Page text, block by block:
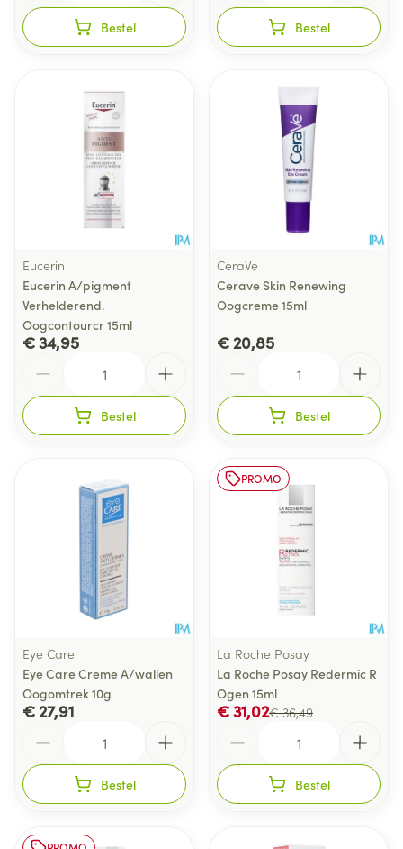
Bestel Bestel
Eucerin
Eucerin A/pigment
Verhelderend.
Oogcontourcr 15ml
€ 34,95
Bestel
CeraVe
Cerave Skin Renewing
Oogcreme 15ml
€ 20,85
Bestel
Eye Care
Eye Care Creme A/wallen
Oogomtrek 10g
€ 27,91
Bestel
PROMO
La Roche Posay
La Roche Posay Redermic R
Ogen 15ml
€ 36,49
€ 31,02
Bestel